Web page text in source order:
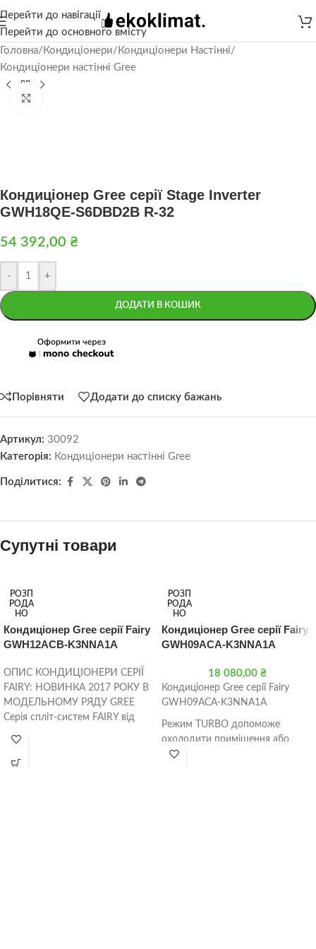
Перейти до навігації
Перейти до основного вмісту
Головна/ Кондиціонери/ Кондиціонери Настінні/
Кондиціонери настінні Gree
Кондиціонер Gree серії Stage Inverter
GWH18QE-S6DBD2B R-32
54 392,00 ₴
- +
ДОДАТИ В КОШИК
Порівняти Додати до списку бажань
Артикул: 30092
Категорія: Кондиціонери настінні Gree
Поділитися:
Супутні товари
РОЗП
РОДА
НО
Кондиціонер Gree серії Fairy
GWH12ACB-K3NNA1A
ОПИС КОНДИЦІОНЕРИ СЕРІЇ
FAIRY: НОВИНКА 2017 РОКУ В
МОДЕЛЬНОМУ РЯДУ GREE
Серія спліт-систем FAIRY від
РОЗП
РОДА
НО
Кондиціонер Gree серії Fairy
GWH09ACA-K3NNA1A
18 080,00 ₴
Кондиціонер Gree серії Fairy
GWH09ACA-K3NNA1A
Режим TURBO допоможе
охолодити приміщення або
нагріти його в максимально